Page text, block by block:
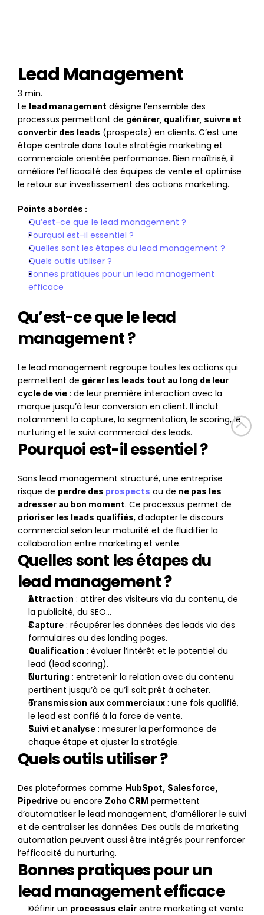
Lead Management
3 min.
Le lead management désigne l’ensemble des
processus permettant de générer, qualifier, suivre et
convertir des leads (prospects) en clients. C’est une
étape centrale dans toute stratégie marketing et
commerciale orientée performance. Bien maîtrisé, il
améliore l’efficacité des équipes de vente et optimise
le retour sur investissement des actions marketing.
Points abordés :
Qu’est-ce que le lead management ?
Pourquoi est-il essentiel ?
Quelles sont les étapes du lead management ?
Quels outils utiliser ?
Bonnes pratiques pour un lead management
efficace
Qu’est-ce que le lead
management ?
Le lead management regroupe toutes les actions qui
permettent de gérer les leads tout au long de leur
cycle de vie : de leur première interaction avec la
marque jusqu’à leur conversion en client. Il inclut
notamment la capture, la segmentation, le scoring, le
nurturing et le suivi commercial des leads.
Pourquoi est-il essentiel ?
Sans lead management structuré, une entreprise
risque de perdre des prospects ou de ne pas les
adresser au bon moment
prioriser les leads qualifiés, d’adapter le discours
commercial selon leur maturité et de fluidifier la
collaboration entre marketing et vente.
Quelles sont les étapes du
lead management ?
Attraction : attirer des visiteurs via du contenu, de
la publicité, du SEO…
Capture : récupérer les données des leads via des
formulaires ou des landing pages.
Qualification : évaluer l’intérêt et le potentiel du
lead (lead scoring).
Nurturing : entretenir la relation avec du contenu
pertinent jusqu’à ce qu’il soit prêt à acheter.
Transmission aux commerciaux : une fois qualifié,
le lead est confié à la force de vente.
Suivi et analyse : mesurer la performance de
chaque étape et ajuster la stratégie.
Quels outils utiliser ?
Des plateformes comme HubSpot, Salesforce,
Pipedrive ou encore Zoho CRM permettent
d’automatiser le lead management, d’améliorer le suivi
et de centraliser les données. Des outils de marketing
automation peuvent aussi être intégrés pour renforcer
l’efficacité du nurturing.
Bonnes pratiques pour un
lead management efficace
Définir un processus clair entre marketing et vente